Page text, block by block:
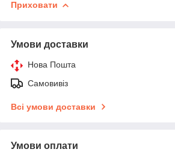
Приховати
Умови доставки
Нова Пошта
Самовивіз
Всі умови доставки
Умови оплати